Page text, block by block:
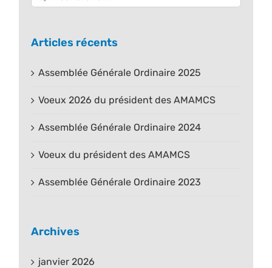
Articles récents
Assemblée Générale Ordinaire 2025
Voeux 2026 du président des AMAMCS
Assemblée Générale Ordinaire 2024
Voeux du président des AMAMCS
Assemblée Générale Ordinaire 2023
Archives
janvier 2026